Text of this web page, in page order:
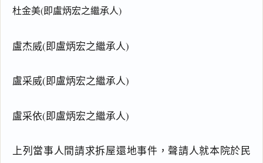
杜金美(即盧炳宏之繼承人)
盧杰威(即盧炳宏之繼承人)
盧采威(即盧炳宏之繼承人)
盧采依(即盧炳宏之繼承人)
上列當事人間請求拆屋還地事件，聲請人就本院於民